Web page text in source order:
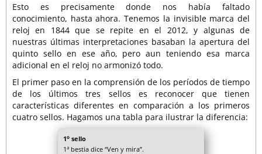
Esto es precisamente donde nos había faltado
conocimiento, hasta ahora. Tenemos la invisible marca del
reloj en 1844 que se repite en el 2012, y algunas de
nuestras últimas interpretaciones basaban la apertura del
quinto sello en ese año, pero aun teniendo esa marca
adicional en el reloj no armonizó todo.
El primer paso en la comprensión de los períodos de tiempo
de los últimos tres sellos es reconocer que tienen
características diferentes en comparación a los primeros
cuatro sellos. Hagamos una tabla para ilustrar la diferencia:
1o sello
1a bestia dice “Ven y mira”.